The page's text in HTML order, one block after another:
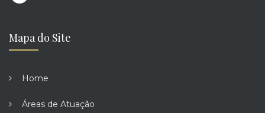
Mapa do Site
Home
Áreas de Atuação